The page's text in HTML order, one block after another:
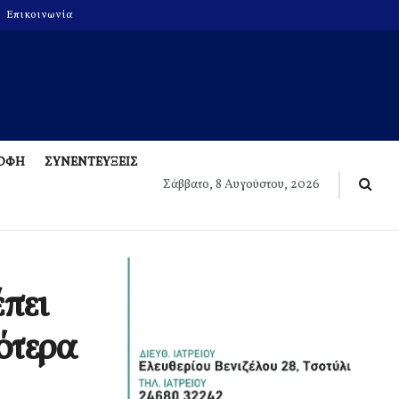
Επικοινωνία
ΣΥΝΕΝΤΕΥΞΕΙΣ
Σάββατο, 8 Αυγούστου, 2026